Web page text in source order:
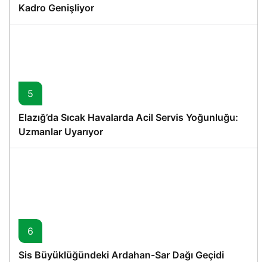
Kadro Genişliyor
5
Elazığ’da Sıcak Havalarda Acil Servis Yoğunluğu:
Uzmanlar Uyarıyor
6
Sis Büyüklüğündeki Ardahan-Sar Dağı Geçidi